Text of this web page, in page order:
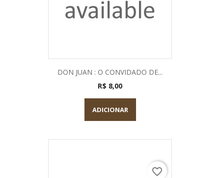
DON JUAN : O CONVIDADO DE...
R$ 8,00
ADICIONAR
favorite_border